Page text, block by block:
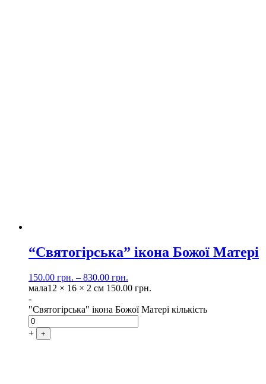
“Святогірська” ікона Божої Матері
150.00 грн. – 830.00 грн.
мала12 × 16 × 2 см 150.00 грн.
-
"Святогірська" ікона Божої Матері кількість
+ +